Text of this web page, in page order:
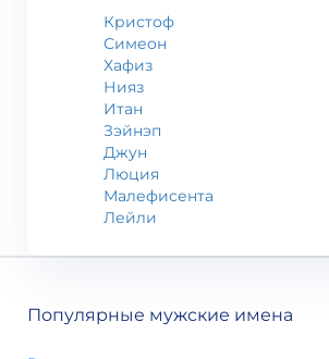
Кристоф
Симеон
Хафиз
Нияз
Итан
Зэйнэп
Джун
Люция
Малефисента
Лейли
Популярные мужские имена